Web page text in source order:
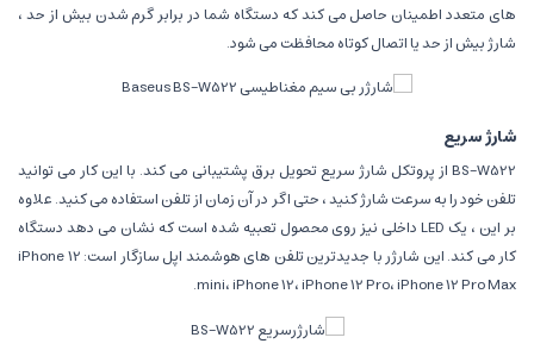
های متعدد اطمینان حاصل می کند که دستگاه شما در برابر گرم شدن بیش از حد ،
شارژ بیش از حد یا اتصال کوتاه محافظت می شود.
شارژ سریع
BS-W522 از پروتکل شارژ سریع تحویل برق پشتیبانی می کند. با این کار می توانید
تلفن خود را به سرعت شارژ کنید ، حتی اگر در آن زمان از تلفن استفاده می کنید. علاوه
بر این ، یک LED داخلی نیز روی محصول تعبیه شده است که نشان می دهد دستگاه
کار می کند. این شارژر با جدیدترین تلفن های هوشمند اپل سازگار است: iPhone 12
mini، iPhone 12، iPhone 12 Pro، iPhone 12 Pro Max.